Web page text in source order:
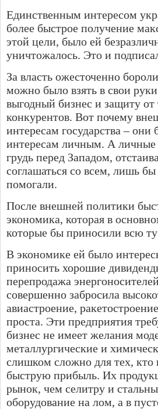
Единственным интересом
более быстрое получение
этой цели, было ей
уничтожалось. Это и
За власть ожесточенно
можно было взять в свои
выгодный бизнес и защиту
конкурентов. Вот почему
интересам государства –
интересам личным. А личные
грудь перед Западом,
соглашаться со всем, лишь
помогали.
После внешней политики
экономика, которая в
которые бы приносили всю
В экономике ей было
приносить хорошие
перепродажа
совершенно забросила
авиастроение,
проста. Эти предприятия
бизнес не имеет желания
металлургические и
слишком сложно для тех, кто
быструю прибыль. Их
рынок, чем селитру и
оборудование на лом, а в